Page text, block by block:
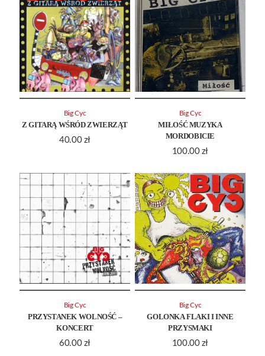
Z GITARĄ WŚRÓD ZWIERZĄT
40.00 zł
Big Cyc
MIŁOŚĆ MUZYKA
MORDOBICIE
100.00 zł
Big Cyc
PRZYSTANEK WOLNOŚĆ –
KONCERT
60.00 zł
Big Cyc
GOLONKA FLAKI I INNE
PRZYSMAKI
100.00 zł
Big Cyc